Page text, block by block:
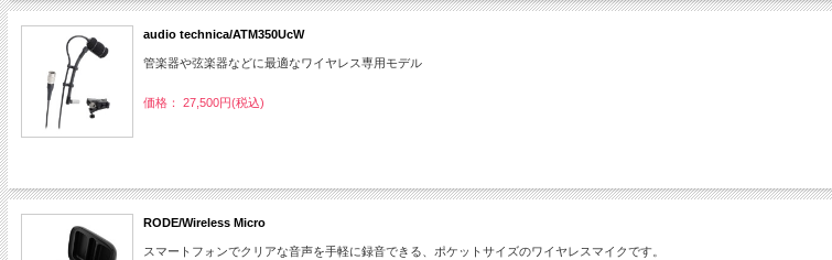
audio technica/ATM350UcW
管楽器や弦楽器などに最適なワイヤレス専用モデル
価格： 27,500円(税込)
RODE/Wireless Micro
スマートフォンでクリアな音声を手軽に録音できる、ポケットサイズのワイヤレスマイクです。